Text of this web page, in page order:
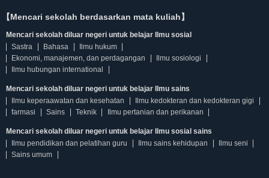
【Mencari sekolah berdasarkan mata kuliah】
Mencari sekolah diluar negeri untuk belajar Ilmu sosial
Sastra
Bahasa
Ilmu hukum
Ekonomi, manajemen, dan perdagangan
Ilmu sosiologi
Ilmu hubungan international
Mencari sekolah diluar negeri untuk belajar Ilmu sains
Ilmu keperaawatan dan kesehatan
Ilmu kedokteran dan kedokteran gigi
farmasi
Sains Teknik Ilmu pertanian dan perikanan
Mencari sekolah diluar negeri untuk belajar Ilmu sosial sains
Ilmu pendidikan dan pelatihan guru
Ilmu sains kehidupan
Ilmu seni
Sains umum